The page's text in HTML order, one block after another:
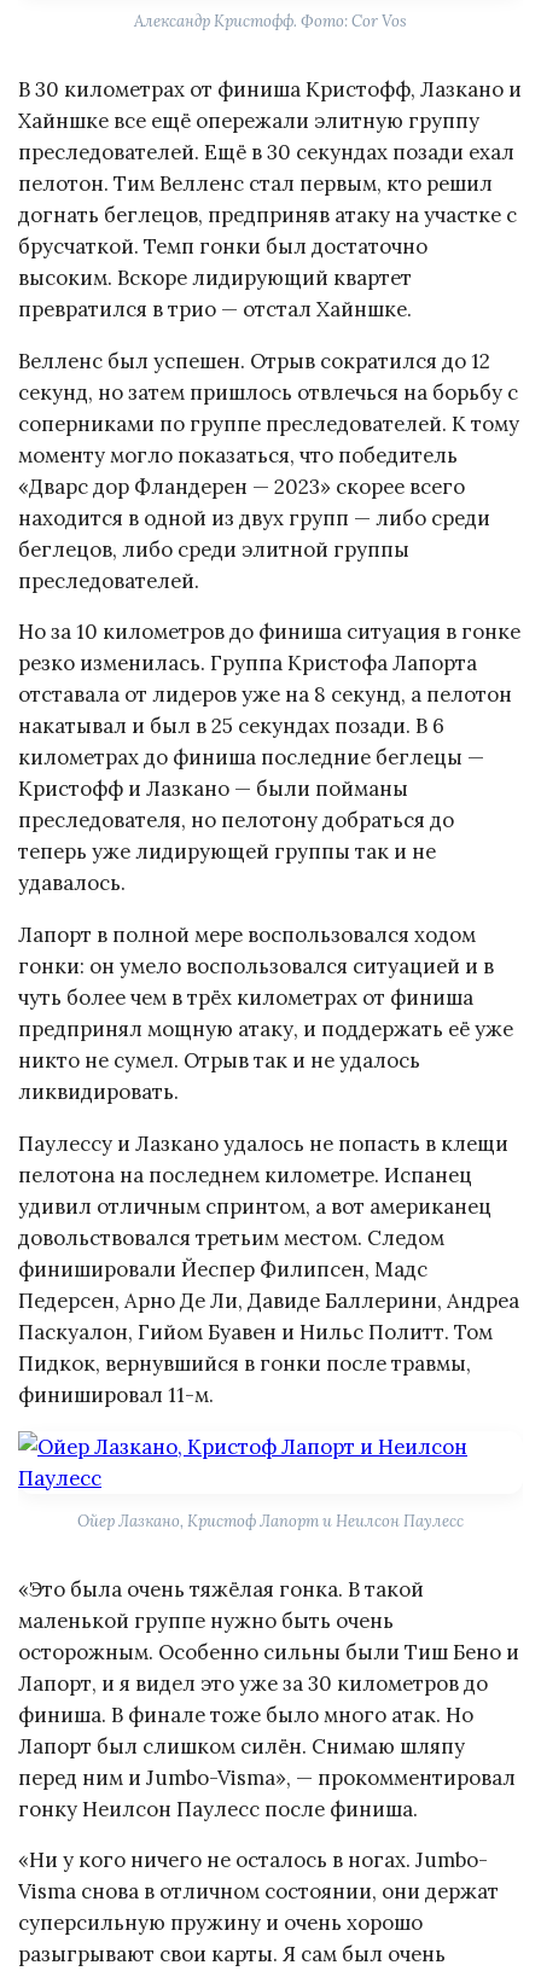
Александр Кристофф. Фото: Cor Vos
В 30 километрах от финиша Кристофф, Лазкано и
Хайншке все ещё опережали элитную группу
преследователей. Ещё в 30 секундах позади ехал
пелотон. Тим Велленс стал первым, кто решил
догнать беглецов, предприняв атаку на участке с
брусчаткой. Темп гонки был достаточно
высоким. Вскоре лидирующий квартет
превратился в трио — отстал Хайншке.
Велленс был успешен. Отрыв сократился до 12
секунд, но затем пришлось отвлечься на борьбу с
соперниками по группе преследователей. К тому
моменту могло показаться, что победитель
«Дварс дор Фландерен — 2023» скорее всего
находится в одной из двух групп — либо среди
беглецов, либо среди элитной группы
преследователей.
Но за 10 километров до финиша ситуация в гонке
резко изменилась. Группа Кристофа Лапорта
отставала от лидеров уже на 8 секунд, а пелотон
накатывал и был в 25 секундах позади. В 6
километрах до финиша последние беглецы —
Кристофф и Лазкано — были пойманы
преследователя, но пелотону добраться до
теперь уже лидирующей группы так и не
удавалось.
Лапорт в полной мере воспользовался ходом
гонки: он умело воспользовался ситуацией и в
чуть более чем в трёх километрах от финиша
предпринял мощную атаку, и поддержать её уже
никто не сумел. Отрыв так и не удалось
ликвидировать.
Паулессу и Лазкано удалось не попасть в клещи
пелотона на последнем километре. Испанец
удивил отличным спринтом, а вот американец
довольствовался третьим местом. Следом
финишировали Йеспер Филипсен, Мадс
Педерсен, Арно Де Ли, Давиде Баллерини, Андреа
Паскуалон, Гийом Буавен и Нильс Политт. Том
Пидкок, вернувшийся в гонки после травмы,
финишировал 11-м.
Ойер Лазкано, Кристоф Лапорт и Неилсон Паулесс
«Это была очень тяжёлая гонка. В такой
маленькой группе нужно быть очень
осторожным. Особенно сильны были Тиш Бено и
Лапорт, и я видел это уже за 30 километров до
финиша. В финале тоже было много атак. Но
Лапорт был слишком силён. Снимаю шляпу
перед ним и Jumbo-Visma», — прокомментировал
гонку Неилсон Паулесс после финиша.
«Ни у кого ничего не осталось в ногах. Jumbo-
Visma снова в отличном состоянии, они держат
суперсильную пружину и очень хорошо
разыгрывают свои карты. Я сам был очень